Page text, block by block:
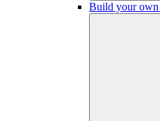
Build your own